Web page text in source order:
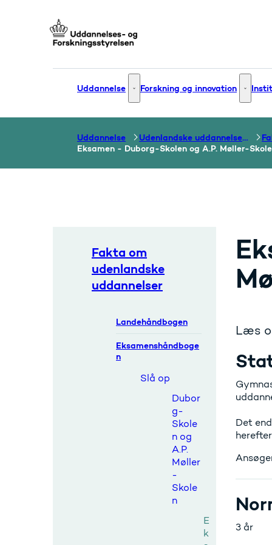
Uddannelse Uddannelse - Flere links
Forskning og innovation
Uddannelse Udenlandske uddannelser og dokumentation over grænser
Eksamen - Duborg-Skolen og A.P. Møller-
Fakta om
udenlandske
uddannelser
Landehåndbogen
Eksamenshåndboge
n
Slå op
Dubor
g-
Skole
n og
A.P.
Møller
-
Skole
n
E
k
Læs
Det
3 år